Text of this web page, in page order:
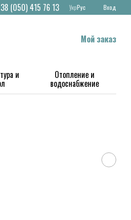
(050) 415 76 13 УкрРус Вход
Мой заказ
и Отопление и
водоснабжение